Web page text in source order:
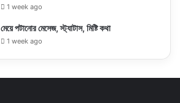
1 week ago
মেয়ে পটানোর মেসেজ, স্ট্যাটাস, মিষ্টি কথা
1 week ago